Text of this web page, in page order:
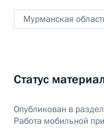
Мурманская
Статус
Опубликован в
Работа мобильной